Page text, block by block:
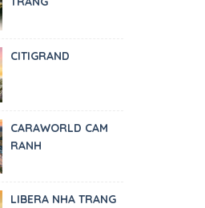
CITIGRAND
CARAWORLD CAM
RANH
LIBERA NHA TRANG